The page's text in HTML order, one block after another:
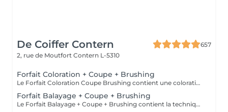
De Coiffer Contern
657
2, rue de Moutfort Contern L-5310
Forfait Coloration + Coupe + Brushing
Le Forfait Coloration Coupe Brushing contient une coloration des racines et une coupe. Dépendant de la quantité de couleur utilisée ou de la longueur des cheveux le prix peut varier. (Veuillez sélectionner le Forfait Balayage au cas où vous souhaitez avoir des mèches ou un Balayage.) En cas de questions veuillez appeler au +352 26 35 02 89
Forfait Balayage + Coupe + Brushing
Le Forfait Balayage + Coupe + Brushing contient la technique Balayage, un coulage (pour donner le bon reflet au Balayage), Olaplex, une Coupe et un Brushing. Dépendant de la quantité de produit utilisée ou de la longueur des cheveux, le prix peut varier. En cas de questions veuillez appeler au +352 26 35 02 89.